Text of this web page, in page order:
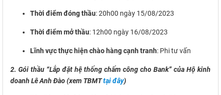
Thời điểm đóng thầu: 20h00 ngày 15/08/2023
Thời điểm mở thầu: 12h00 ngày 16/08/2023
Lĩnh vực thực hiện chào hàng cạnh tranh: Phi tư vấn
2. Gói thầu “Lắp đặt hệ thống chấm công cho Bank” của Hộ kinh
doanh Lê Anh Đào (xem TBMTtại đây)